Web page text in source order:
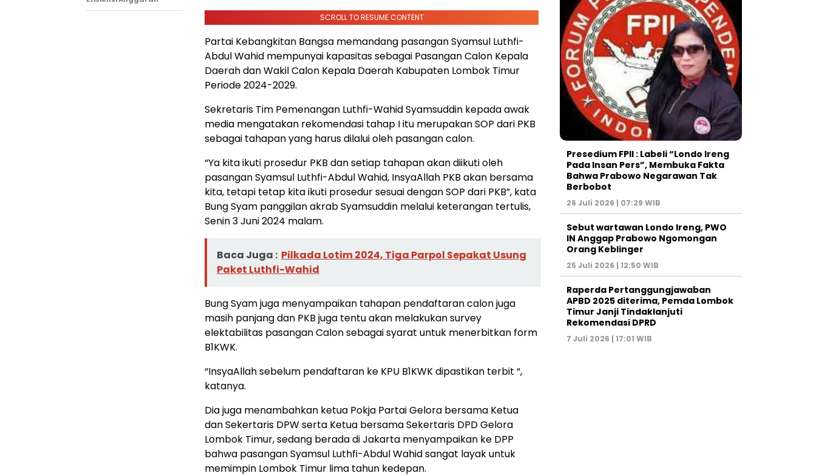
SCROLL TO RESUME CONTENT
Partai Kebangkitan Bangsa memandang pasangan Syamsul Luthfi-
Abdul Wahid mempunyai kapasitas sebagai Pasangan Calon Kepala
Daerah dan Wakil Calon Kepala Daerah Kabupaten Lombok Timur
Periode 2024-2029.
Sekretaris Tim Pemenangan Luthfi-Wahid Syamsuddin kepada awak
media mengatakan rekomendasi tahap I itu merupakan SOP dari PKB
sebagai tahapan yang harus dilalui oleh pasangan calon.
“Ya kita ikuti prosedur PKB dan setiap tahapan akan diikuti oleh
pasangan Syamsul Luthfi-Abdul Wahid, InsyaAllah PKB akan bersama
kita, tetapi tetap kita ikuti prosedur sesuai dengan SOP dari PKB”, kata
Bung Syam panggilan akrab Syamsuddin melalui keterangan tertulis,
Senin 3 Juni 2024 malam.
Baca Juga : Pilkada Lotim 2024, Tiga Parpol Sepakat Usung
Paket Luthfi-Wahid
Bung Syam juga menyampaikan tahapan pendaftaran calon juga
masih panjang dan PKB juga tentu akan melakukan survey
elektabilitas pasangan Calon sebagai syarat untuk menerbitkan form
B1KWK.
“InsyaAllah sebelum pendaftaran ke KPU B1KWK dipastikan terbit “,
katanya.
Dia juga menambahkan ketua Pokja Partai Gelora bersama Ketua
dan Sekertaris DPW serta Ketua bersama Sekertaris DPD Gelora
Lombok Timur, sedang berada di Jakarta menyampaikan ke DPP
bahwa pasangan Syamsul Luthfi-Abdul Wahid sangat layak untuk
memimpin Lombok Timur lima tahun kedepan.
Presedium FPII : Labeli “Londo Ireng
Pada Insan Pers”, Membuka Fakta
Bahwa Prabowo Negarawan Tak
Berbobot
26 Juli 2026 | 07:29 WIB
Sebut wartawan Londo Ireng, PWO
IN Anggap Prabowo Ngomongan
Orang Keblinger
25 Juli 2026 | 12:50 WIB
Raperda Pertanggungjawaban
APBD 2025 diterima, Pemda Lombok
Timur Janji Tindaklanjuti
Rekomendasi DPRD
7 Juli 2026 | 17:01 WIB